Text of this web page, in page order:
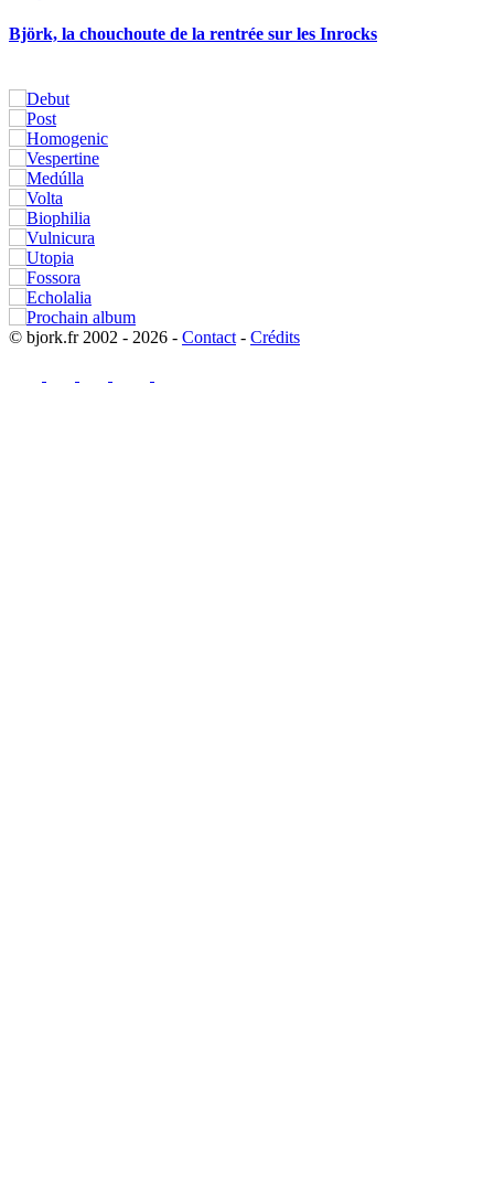
Björk, la chouchoute de la rentrée sur les Inrocks
© bjork.fr 2002 - 2026 - Contact - Crédits